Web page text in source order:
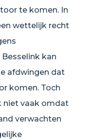
te komen. In
wettelijk recht
kan
afdwingen dat
komen. Toch
niet vaak omdat
verwachten